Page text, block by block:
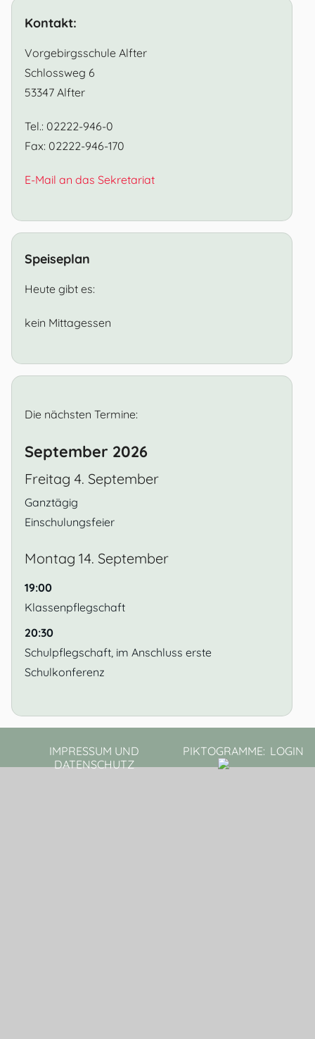
Kontakt:
Vorgebirgsschule Alfter
Schlossweg 6
53347 Alfter
Tel.: 02222-946-0
Fax: 02222-946-170
E-Mail an das Sekretariat
Speiseplan
Heute gibt es:
kein Mittagessen
Die nächsten Termine:
September 2026
Freitag 4. September
Ganztägig
Einschulungsfeier
Montag 14. September
19:00
Klassenpflegschaft
20:30
Schulpflegschaft, im Anschluss erste
Schulkonferenz
IMPRESSUM UND
DATENSCHUTZ
PIKTOGRAMME: LOGIN